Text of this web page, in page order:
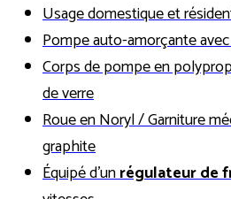
Usage domestique et
Pompe auto-amorçante
Corps de pompe en
de verre
Roue en Noryl / Garniture
graphite
Équipé d’unrégulateur de